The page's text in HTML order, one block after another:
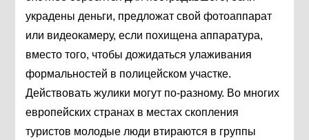
украдены деньги, предложат свой фотоаппарат
или видеокамеру, если похищена аппаратура,
вместо того, чтобы дожидаться улаживания
формальностей в полицейском участке.
Действовать жулики могут по-разному. Во многих
европейских странах в местах скопления
туристов молодые люди втираются в группы